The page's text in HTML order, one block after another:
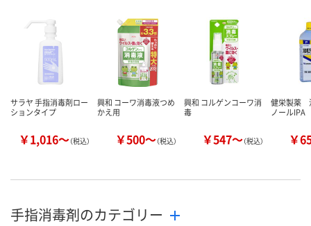
カゴへ カゴへ カ
サラヤ 手指消毒剤ロー
ションタイプ
￥1,016～（税込）
興和 コーワ消毒液つめ
かえ用
￥500～（税込）
興和 コルゲンコーワ消
毒
￥547～（税込）
健栄製薬
ノールIPA
￥
手指消毒剤のカテゴリー